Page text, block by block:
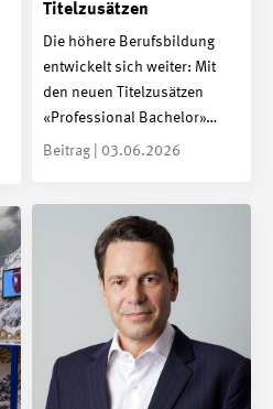
Titelzusätzen
Die höhere Berufsbildung
entwickelt sich weiter: Mit
den neuen Titelzusätzen
«Professional Bachelor»…
Beitrag | 03.06.2026